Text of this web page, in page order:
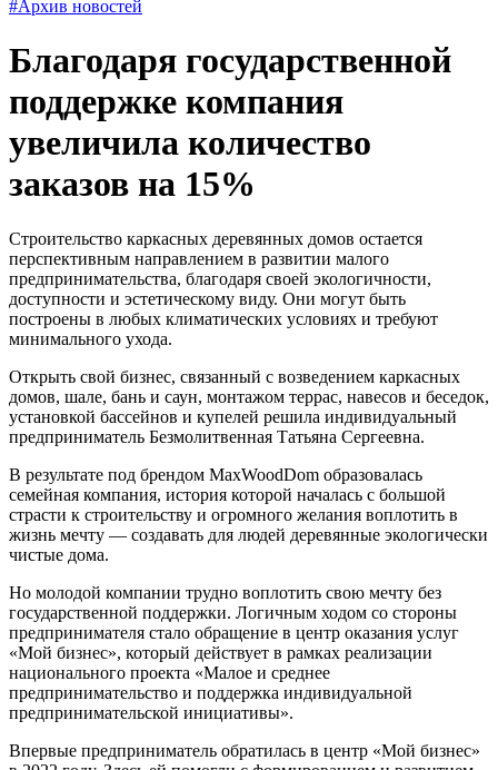
#Архив новостей
Благодаря государственной
поддержке компания
увеличила количество
заказов на 15%
Строительство каркасных деревянных домов остается
перспективным направлением в развитии малого
предпринимательства, благодаря своей экологичности,
доступности и эстетическому виду. Они могут быть
построены в любых климатических условиях и требуют
минимального ухода.
Открыть свой бизнес, связанный с возведением каркасных
домов, шале, бань и саун, монтажом террас, навесов и беседок,
установкой бассейнов и купелей решила индивидуальный
предприниматель Безмолитвенная Татьяна Сергеевна.
В результате под брендом MaxWoodDom образовалась
семейная компания, история которой началась с большой
страсти к строительству и огромного желания воплотить в
жизнь мечту — создавать для людей деревянные экологически
чистые дома.
Но молодой компании трудно воплотить свою мечту без
государственной поддержки. Логичным ходом со стороны
предпринимателя стало обращение в центр оказания услуг
«Мой бизнес», который действует в рамках реализации
национального проекта «Малое и среднее
предпринимательство и поддержка индивидуальной
предпринимательской инициативы».
Впервые предприниматель обратилась в центр «Мой бизнес»